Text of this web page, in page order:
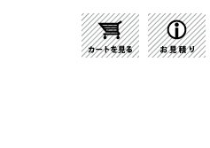
| 照明器具の通販・インテリア照明の通信